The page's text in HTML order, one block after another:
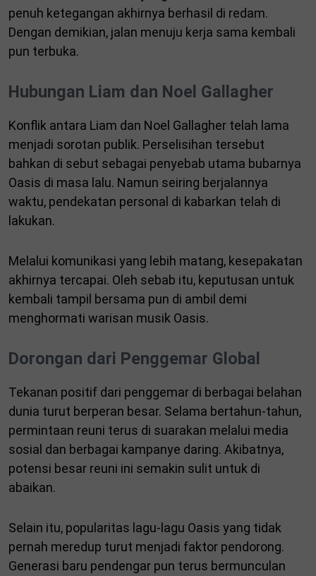
penuh ketegangan akhirnya berhasil di redam.
Dengan demikian, jalan menuju kerja sama kembali
pun terbuka.
Hubungan Liam dan Noel Gallagher
Konflik antara Liam dan Noel Gallagher telah lama
menjadi sorotan publik. Perselisihan tersebut
bahkan di sebut sebagai penyebab utama bubarnya
Oasis di masa lalu. Namun seiring berjalannya
waktu, pendekatan personal di kabarkan telah di
lakukan.
Melalui komunikasi yang lebih matang, kesepakatan
akhirnya tercapai. Oleh sebab itu, keputusan untuk
kembali tampil bersama pun di ambil demi
menghormati warisan musik Oasis.
Dorongan dari Penggemar Global
Tekanan positif dari penggemar di berbagai belahan
dunia turut berperan besar. Selama bertahun-tahun,
permintaan reuni terus di suarakan melalui media
sosial dan berbagai kampanye daring. Akibatnya,
potensi besar reuni ini semakin sulit untuk di
abaikan.
Selain itu, popularitas lagu-lagu Oasis yang tidak
pernah meredup turut menjadi faktor pendorong.
Generasi baru pendengar pun terus bermunculan